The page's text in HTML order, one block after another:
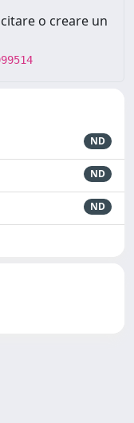
o creare un
ND
ND
ND